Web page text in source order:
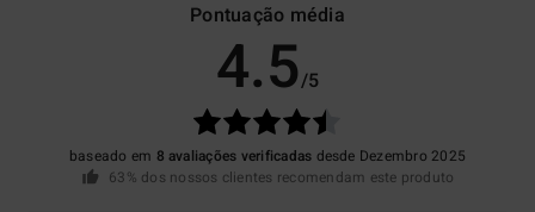
Pontuação média
4.5/5
baseado em 8 avaliações verificadas desde Dezembro 2025
63% dos nossos clientes recomendam este produto